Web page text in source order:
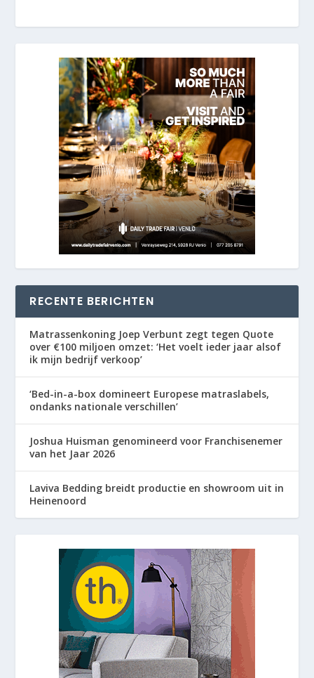
RECENTE BERICHTEN
Matrassenkoning Joep Verbunt zegt tegen Quote
over €100 miljoen omzet: ‘Het voelt ieder jaar alsof
ik mijn bedrijf verkoop’
‘Bed-in-a-box domineert Europese matraslabels,
ondanks nationale verschillen’
Joshua Huisman genomineerd voor Franchisenemer
van het Jaar 2026
Laviva Bedding breidt productie en showroom uit in
Heinenoord